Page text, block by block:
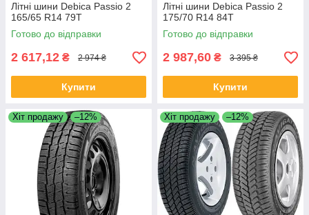
Літні шини Debica Passio 2
165/65 R14 79T
Готово до відправки
2 617,12 ₴ 2 974 ₴
Купити
Літні шини Debica Passio 2
175/70 R14 84T
Готово до відправки
2 987,60 ₴ 3 395 ₴
Купити
Хіт продажу –12% Хіт продажу –12%